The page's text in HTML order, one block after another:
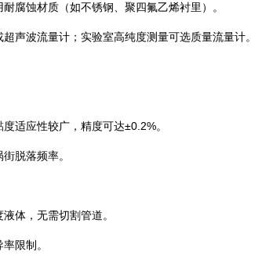
腐蚀材质（如不锈钢、聚四氟乙烯衬里）。
声波流量计；实验室高纯度测量可选质量流量计。
适应性较广，精度可达±0.2%。‌
脱落频率。
体，无需切割管道。‌
限制。